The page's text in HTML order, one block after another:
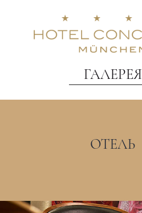
ГАЛЕРЕЯ
ОТЕЛЬ